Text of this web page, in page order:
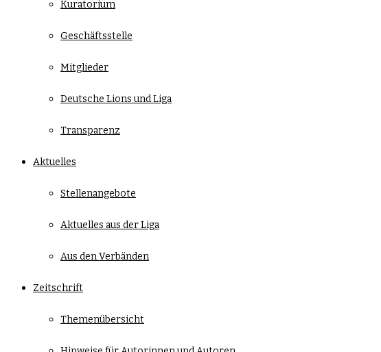
Kuratorium
Geschäftsstelle
Mitglieder
Deutsche Lions und Liga
Transparenz
Aktuelles
Stellenangebote
Aktuelles aus der Liga
Aus den Verbänden
Zeitschrift
Themenübersicht